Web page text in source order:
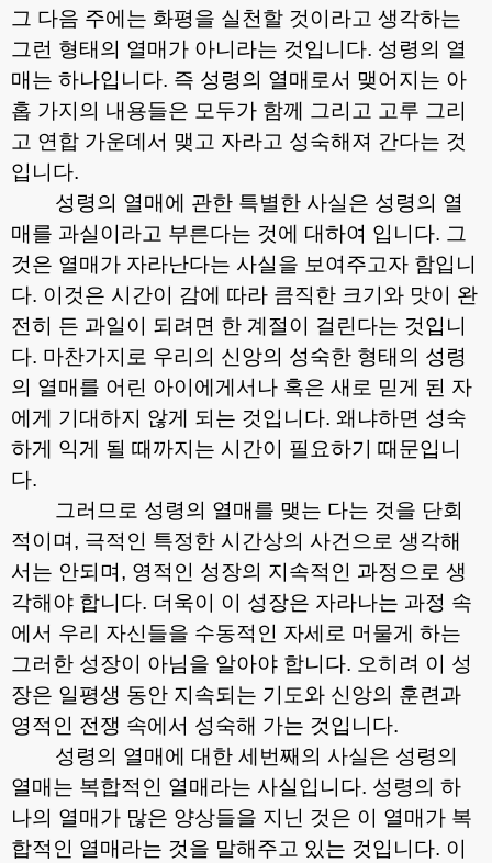
그 다음 주에는 화평을 실천할 것이라고 생각하는
그런 형태의 열매가 아니라는 것입니다. 성령의 열
매는 하나입니다. 즉 성령의 열매로서 맺어지는 아
홉 가지의 내용들은 모두가 함께 그리고 고루 그리
고 연합 가운데서 맺고 자라고 성숙해져 간다는 것
입니다.
성령의 열매에 관한 특별한 사실은 성령의 열
매를 과실이라고 부른다는 것에 대하여 입니다. 그
것은 열매가 자라난다는 사실을 보여주고자 함입니
다. 이것은 시간이 감에 따라 큼직한 크기와 맛이 완
전히 든 과일이 되려면 한 계절이 걸린다는 것입니
다. 마찬가지로 우리의 신앙의 성숙한 형태의 성령
의 열매를 어린 아이에게서나 혹은 새로 믿게 된 자
에게 기대하지 않게 되는 것입니다. 왜냐하면 성숙
하게 익게 될 때까지는 시간이 필요하기 때문입니
다.
그러므로 성령의 열매를 맺는 다는 것을 단회
적이며 , 극적인 특정한 시간상의 사건으로 생각해
서는 안되며 , 영적인 성장의 지속적인 과정으로 생
각해야 합니다. 더욱이 이 성장은 자라나는 과정 속
에서 우리 자신들을 수동적인 자세로 머물게 하는
그러한 성장이 아님을 알아야 합니다. 오히려 이 성
장은 일평생 동안 지속되는 기도와 신앙의 훈련과
영적인 전쟁 속에서 성숙해 가는 것입니다.
성령의 열매에 대한 세번째의 사실은 성령의
열매는 복합적인 열매라는 사실입니다. 성령의 하
나의 열매가 많은 양상들을 지닌 것은 이 열매가 복
합적인 열매라는 것을 말해주고 있는 것입니다. 이